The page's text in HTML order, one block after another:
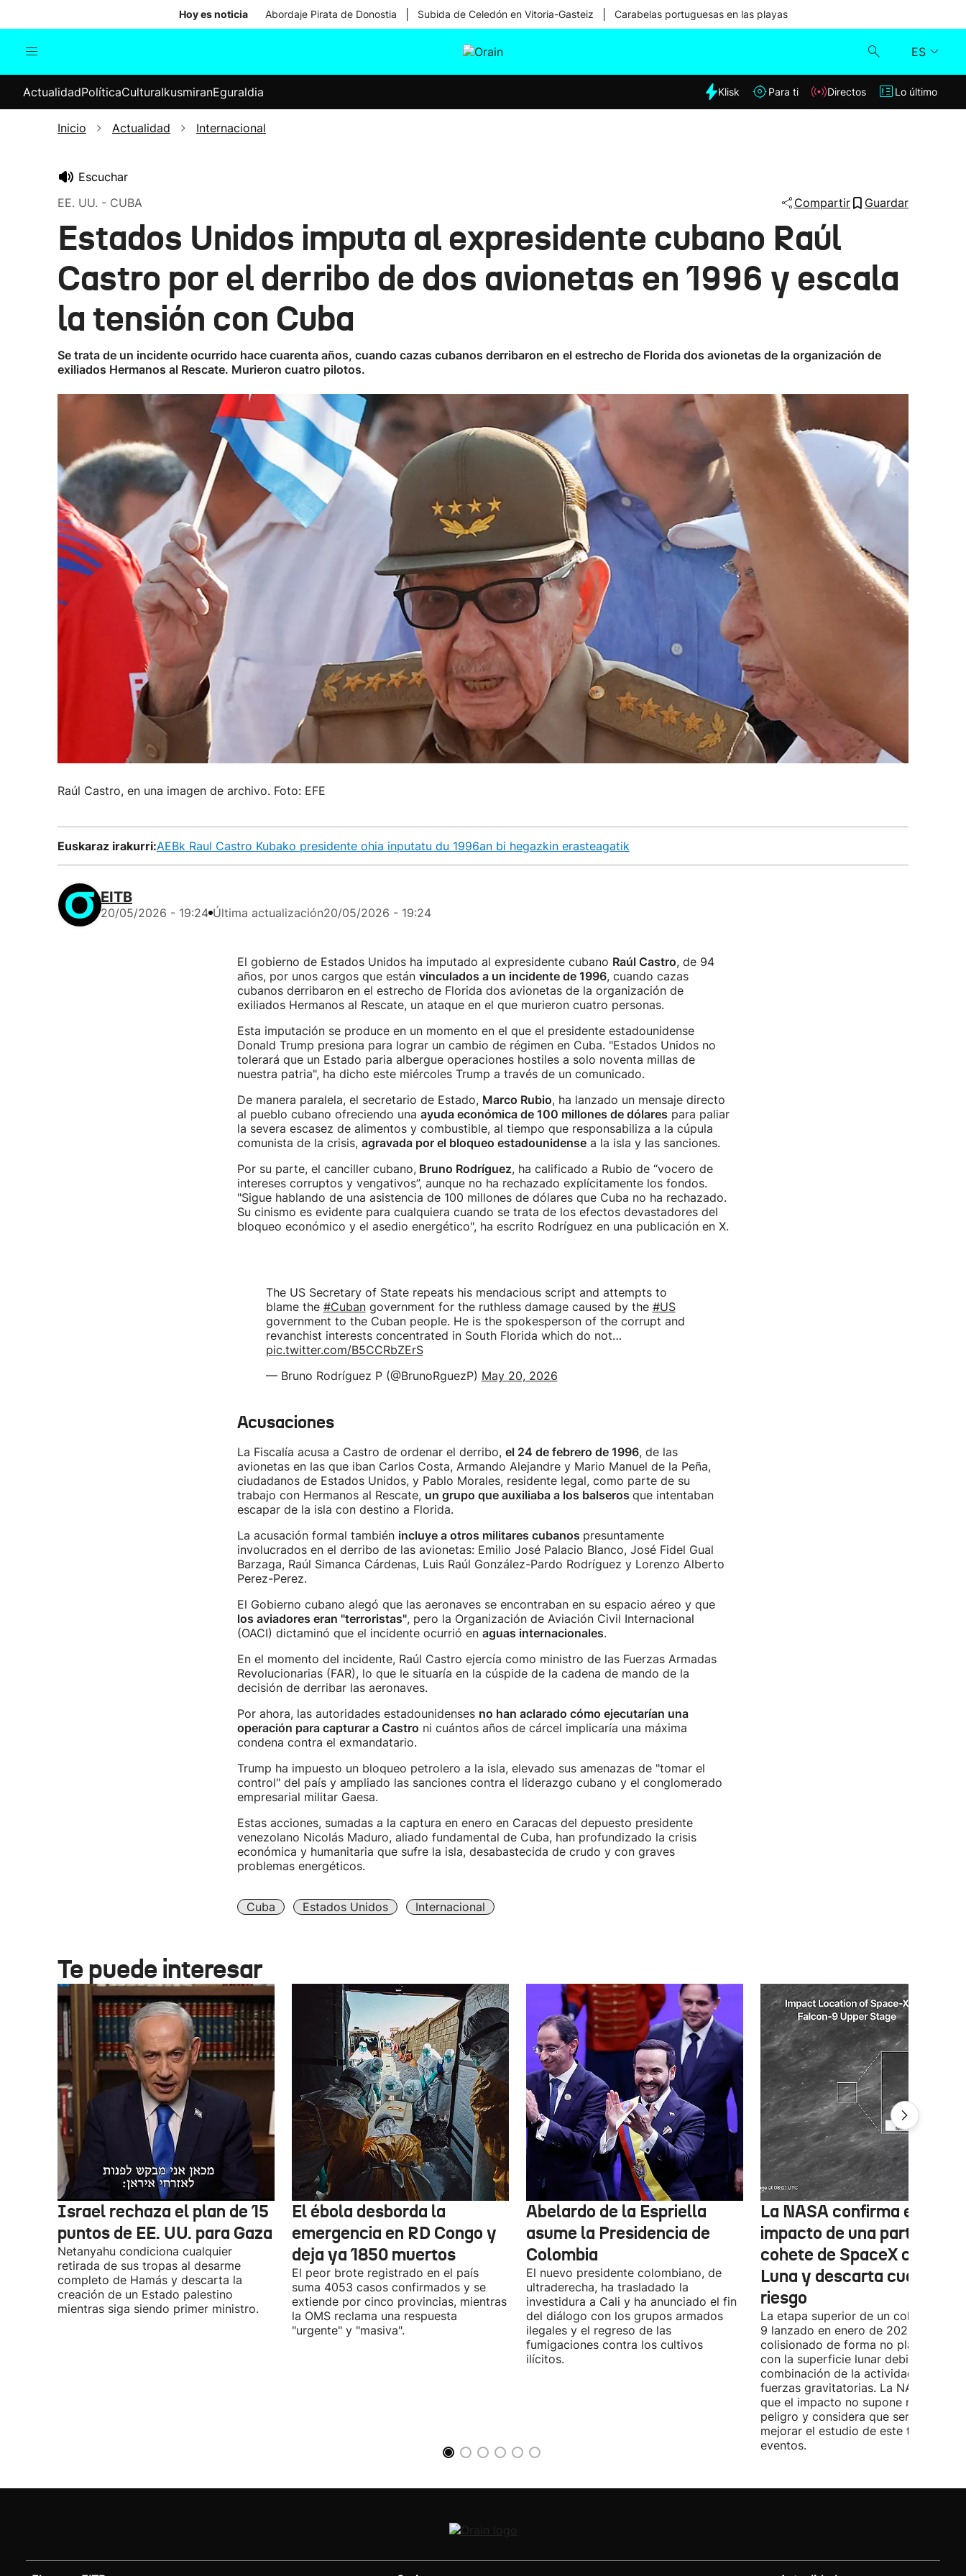
Hoy es noticia Abordaje Pirata de Donostia Subida de Celedón en Vitoria-Gasteiz Carabelas portuguesas en las playas
ES
Internacional
Elecciones
Klisk
ActualidadPolíticaCulturaIkusmiranEguraldia Klisk Para ti Directos Lo último
Inicio Actualidad Internacional
Escuchar
EE. UU. - CUBA
Compartir Guardar
Estados Unidos imputa al expresidente cubano Raúl
Castro por el derribo de dos avionetas en 1996 y escala
la tensión con Cuba
Se trata de un incidente ocurrido hace cuarenta años, cuando cazas cubanos derribaron en el estrecho de Florida dos avionetas de la organización de
exiliados Hermanos al Rescate. Murieron cuatro pilotos.
Raúl Castro, en una imagen de archivo. Foto: EFE
Euskaraz irakurri:AEBk Raul Castro Kubako presidente ohia inputatu du 1996an bi hegazkin erasteagatik
EITB
20/05/2026 - 19:24 Última actualización20/05/2026 - 19:24
El gobierno de Estados Unidos ha imputado al expresidente cubano Raúl Castro, de 94
años, por unos cargos que están vinculados a un incidente de 1996, cuando cazas
cubanos derribaron en el estrecho de Florida dos avionetas de la organización de
exiliados Hermanos al Rescate, un ataque en el que murieron cuatro personas.
Esta imputación se produce en un momento en el que el presidente estadounidense
Donald Trump presiona para lograr un cambio de régimen en Cuba. "Estados Unidos no
tolerará que un Estado paria albergue operaciones hostiles a solo noventa millas de
nuestra patria", ha dicho este miércoles Trump a través de un comunicado.
De manera paralela, el secretario de Estado, Marco Rubio, ha lanzado un mensaje directo
al pueblo cubano ofreciendo una ayuda económica de 100 millones de dólares para paliar
la severa escasez de alimentos y combustible, al tiempo que responsabiliza a la cúpula
comunista de la crisis, agravada por el bloqueo estadounidensea la isla y las sanciones.
Por su parte, el canciller cubano,Bruno Rodríguez, ha calificado a Rubio de “vocero de
intereses corruptos y vengativos”, aunque no ha rechazado explícitamente los fondos.
"Sigue hablando de una asistencia de 100 millones de dólares que Cuba no ha rechazado.
Su cinismo es evidente para cualquiera cuando se trata de los efectos devastadores del
bloqueo económico y el asedio energético", ha escrito Rodríguez en una publicación en X.
The US Secretary of State repeats his mendacious script and attempts to
blame the #Cubangovernment for the ruthless damage caused by the #US
government to the Cuban people. He is the spokesperson of the corrupt and
revanchist interests concentrated in South Florida which do not…
pic.twitter.com/B5CCRbZErS
— Bruno Rodríguez P (@BrunoRguezP) May 20, 2026
Acusaciones
La Fiscalía acusa a Castro de ordenar el derribo, el 24 de febrero de 1996, de las
avionetas en las que iban Carlos Costa, Armando Alejandre y Mario Manuel de la Peña,
ciudadanos de Estados Unidos, y Pablo Morales, residente legal, como parte de su
trabajo con Hermanos al Rescate, un grupo que auxiliaba a los balseros que intentaban
escapar de la isla con destino a Florida.
La acusación formal también incluye a otros militares cubanos presuntamente
involucrados en el derribo de las avionetas: Emilio José Palacio Blanco, José Fidel Gual
Barzaga, Raúl Simanca Cárdenas, Luis Raúl González-Pardo Rodríguez y Lorenzo Alberto
Perez-Perez.
El Gobierno cubano alegó que las aeronaves se encontraban en su espacio aéreo y que
los aviadores eran "terroristas", pero la Organización de Aviación Civil Internacional
(OACI) dictaminó que el incidente ocurrió en aguas internacionales.
En el momento del incidente, Raúl Castro ejercía como ministro de las Fuerzas Armadas
Revolucionarias (FAR), lo que le situaría en la cúspide de la cadena de mando de la
decisión de derribar las aeronaves.
Por ahora, las autoridades estadounidenses no han aclarado cómo ejecutarían una
operación para capturar a Castro ni cuántos años de cárcel implicaría una máxima
condena contra el exmandatario.
Trump ha impuesto un bloqueo petrolero a la isla, elevado sus amenazas de "tomar el
control" del país y ampliado las sanciones contra el liderazgo cubano y el conglomerado
empresarial militar Gaesa.
Estas acciones, sumadas a la captura en enero en Caracas del depuesto presidente
venezolano Nicolás Maduro, aliado fundamental de Cuba, han profundizado la crisis
económica y humanitaria que sufre la isla, desabastecida de crudo y con graves
problemas energéticos.
Cuba Estados Unidos Internacional
Te puede interesar
Israel rechaza el plan de 15
puntos de EE. UU. para Gaza
Netanyahu condiciona cualquier
retirada de sus tropas al desarme
completo de Hamás y descarta la
creación de un Estado palestino
mientras siga siendo primer ministro.
El ébola desborda la
emergencia en RD Congo y
deja ya 1850 muertos
El peor brote registrado en el país
suma 4053 casos confirmados y se
extiende por cinco provincias, mientras
la OMS reclama una respuesta
"urgente" y "masiva".
Abelardo de la Espriella
asume la Presidencia de
Colombia
El nuevo presidente colombiano, de
ultraderecha, ha trasladado la
investidura a Cali y ha anunciado el fin
del diálogo con los grupos armados
ilegales y el regreso de las
fumigaciones contra los cultivos
ilícitos.
La NASA confirma el
impacto de una parte de un
cohete de SpaceX contra
Luna y descarta cualquier
riesgo
La etapa superior de un cohete
9 lanzado en enero de 2025 ha
colisionado de forma no planificada
con la superficie lunar debido a una
combinación de la actividad solar y
fuerzas gravitatorias. La NASA
que el impacto no supone ningún
peligro y considera que servirá para
mejorar el estudio de este tipo de
eventos.